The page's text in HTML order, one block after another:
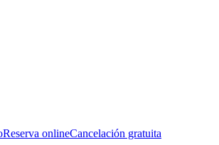
Reserva onlineCancelación gratuita